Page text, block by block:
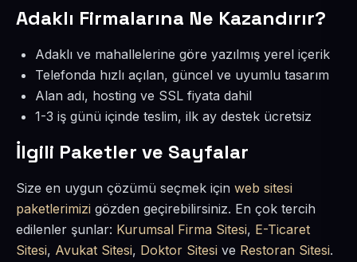
Adaklı Firmalarına Ne Kazandırır?
Adaklı ve mahallelerine göre yazılmış yerel içerik
Telefonda hızlı açılan, güncel ve uyumlu tasarım
Alan adı, hosting ve SSL fiyata dahil
1-3 iş günü içinde teslim, ilk ay destek ücretsiz
İlgili Paketler ve Sayfalar
Size en uygun çözümü seçmek için web sitesi
paketlerimizi gözden geçirebilirsiniz. En çok tercih
edilenler şunlar: Kurumsal Firma Sitesi, E-Ticaret
Sitesi, Avukat Sitesi, Doktor Sitesi ve Restoran Sitesi.